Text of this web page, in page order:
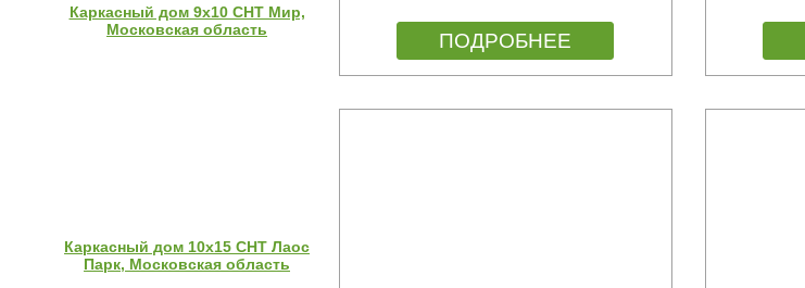
ПОДРОБНЕЕ
Каркасный дом 9х10 СНТ Мир,
Московская область
Каркасный дом 10х15 СНТ Лаос
Парк, Московская область